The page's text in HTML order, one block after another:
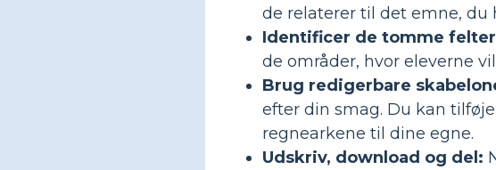
de relaterer til det emne, du
Identificer de tomme
de områder, hvor eleverne
Brug redigerbare
efter din smag. Du kan
regnearkene til dine egne.
Udskriv, download og del: